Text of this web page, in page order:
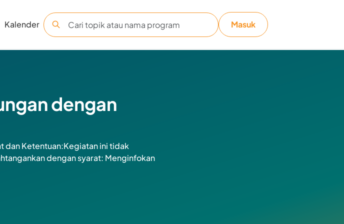
Kalender Masuk
dengan
dan Ketentuan:Kegiatan ini tidak
dengan syarat: Menginfokan